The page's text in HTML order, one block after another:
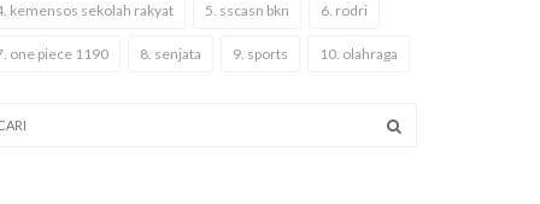
kemensos sekolah rakyat 5. sscasn bkn 6. rodri
one piece 1190 8. senjata 9. sports 10. olahraga